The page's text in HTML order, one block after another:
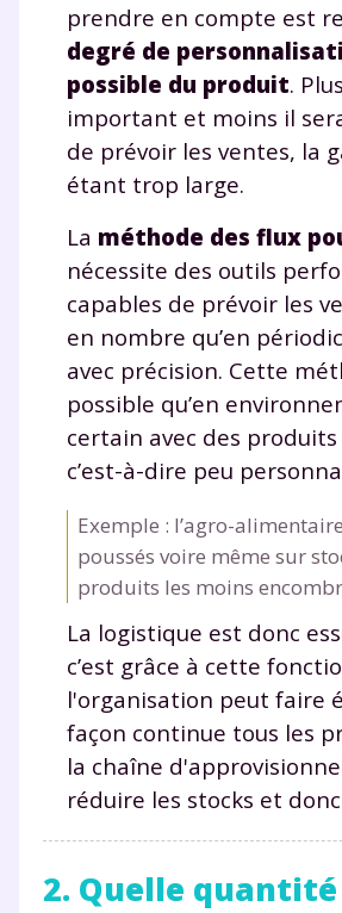
prendre en compte est
degré de
possible du produit.
important et moins il
de prévoir les ventes, la
étant trop large.
La méthode des flux
nécessite des outils
capables de prévoir les
en nombre qu’en
avec précision. Cette
possible qu’en
certain avec des produits
c’est-à-dire peu
Exemple : l’agro-
poussés voire même sur
produits les moins
La logistique est donc
c’est grâce à cette
l'organisation peut faire
façon continue tous les
la chaîne
réduire les stocks et
2. Quelle quantité